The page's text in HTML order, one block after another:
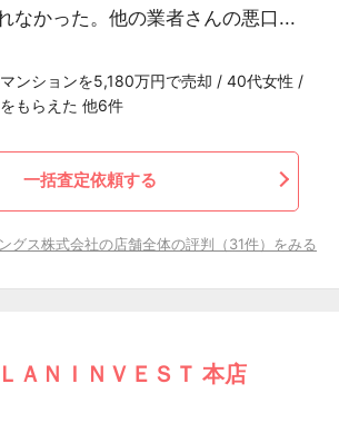
なかった。他の業者さんの悪口...
ンションを5,180万円で売却 / 40代女性 /
もらえた 他6件
一括査定依頼する
グス株式会社の店舗全体の評判（31件）をみる
ＡＮＩＮＶＥＳＴ 本店